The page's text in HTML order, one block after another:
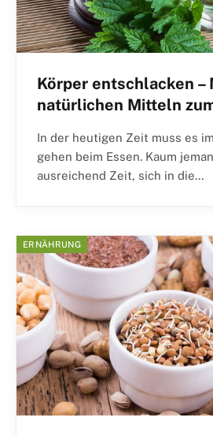
Körper entschlacken –
natürlichen Mitteln
In der heutigen Zeit muss es
gehen beim Essen. Kaum
ausreichend Zeit, sich in die…
ERNÄHRUNG